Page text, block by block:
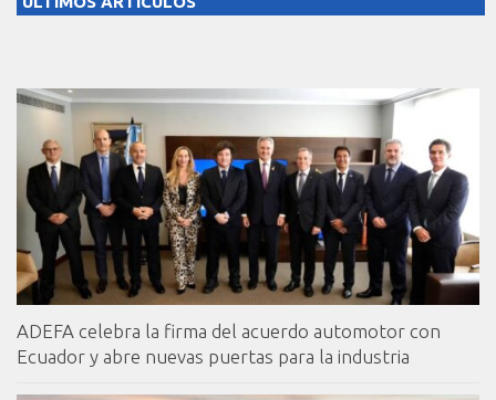
ADEFA celebra la firma del acuerdo automotor con
Ecuador y abre nuevas puertas para la industria